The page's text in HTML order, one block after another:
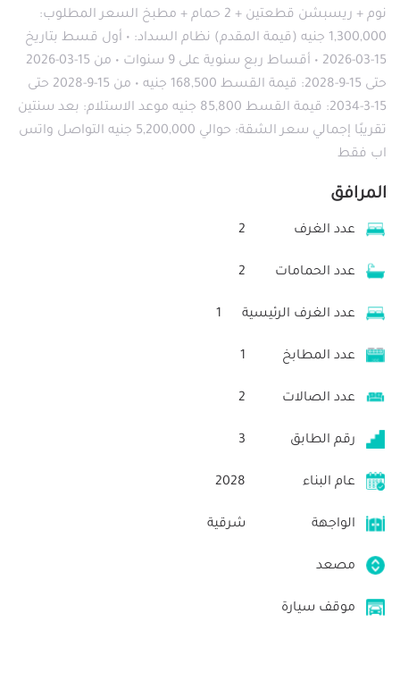
نوم + ريسبشن قطعتين + 2 حمام + مطبخ السعر المطلوب:
1,300,000 جنيه (قيمة المقدم) نظام السداد: • أول قسط بتاريخ
15-03-2026 • أقساط ربع سنوية على 9 سنوات • من 15-03-2026
حتى 15-9-2028: قيمة القسط 168,500 جنيه • من 15-9-2028 حتى
15-3-2034: قيمة القسط 85,800 جنيه موعد الاستلام: بعد سنتين
تقريبًا إجمالي سعر الشقة: حوالي 5,200,000 جنيه التواصل واتس
اب فقط
المرافق
عدد الغرف 2
عدد الحمامات 2
عدد الغرف الرئيسية 1
عدد المطابخ 1
عدد الصالات 2
رقم الطابق 3
عام البناء 2028
الواجهة شرقية
مصعد
موقف سيارة